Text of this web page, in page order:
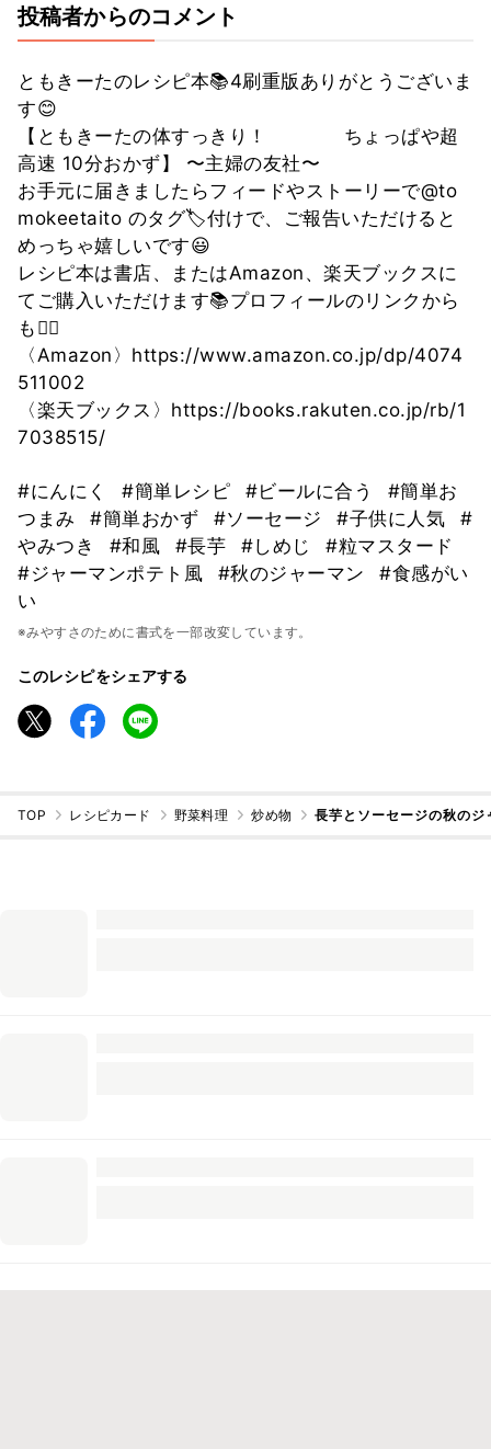
投稿者からのコメント
ともきーたのレシピ本📚4刷重版ありがとうございま
す😊
【ともきーたの体すっきり！ ちょっぱや超
高速 10分おかず】 〜主婦の友社〜
お手元に届きましたらフィードやストーリーで@to
mokeetaito のタグ🏷付けで、ご報告いただけると
めっちゃ嬉しいです😃
レシピ本は書店、またはAmazon、楽天ブックスに
てご購入いただけます📚プロフィールのリンクから
も🙆‍♀️
〈Amazon〉https://www.amazon.co.jp/dp/4074
511002
〈楽天ブックス〉https://books.rakuten.co.jp/rb/1
7038515/
#にんにく #簡単レシピ #ビールに合う
#簡単お
つまみ
#簡単おかず #ソーセージ #子供に人気
#
やみつき
#和風 #長芋 #しめじ
#粒マスタード
#ジャーマンポテト風
#秋のジャーマン
#食感がい
い
※みやすさのために書式を一部改変しています。
このレシピをシェアする
TOP レシピカード 野菜料理 炒め物 長芋とソーセージの秋のジ